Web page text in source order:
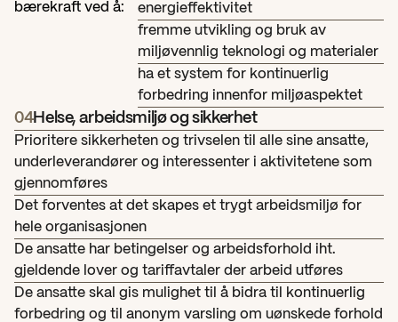
bærekraft ved å:
energieffektivitet
fremme utvikling og bruk av
miljøvennlig teknologi og materialer
ha et system for kontinuerlig
forbedring innenfor miljøaspektet
04Helse, arbeidsmiljø og sikkerhet
Prioritere sikkerheten og trivselen til alle sine ansatte,
underleverandører og interessenter i aktivitetene som
gjennomføres
Det forventes at det skapes et trygt arbeidsmiljø for
hele organisasjonen
De ansatte har betingelser og arbeidsforhold iht.
gjeldende lover og tariffavtaler der arbeid utføres
De ansatte skal gis mulighet til å bidra til kontinuerlig
forbedring og til anonym varsling om uønskede forhold